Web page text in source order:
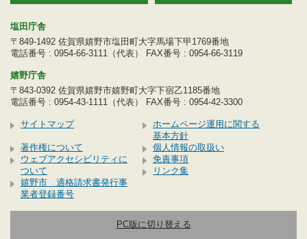
塩田庁舎
〒849-1492 佐賀県嬉野市塩田町大字馬場下甲1769番地
電話番号 : 0954-66-3111（代表） FAX番号 : 0954-66-3119
嬉野庁舎
〒843-0392 佐賀県嬉野市嬉野町大字下宿乙1185番地
電話番号 : 0954-43-1111（代表） FAX番号 : 0954-42-3300
サイトマップ
ホームページ運用に関する
基本方針
著作権について
個人情報の取扱い
ウェブアクセシビリティに
ついて
免責事項
リンク集
嬉野市 適格請求書発行事
業者登録番号
PC版に切り替える